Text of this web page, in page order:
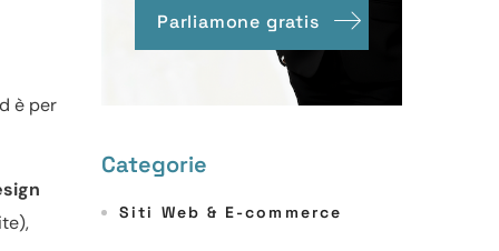
è per
Parliamone gratis
Categorie
Siti Web & E-commerce